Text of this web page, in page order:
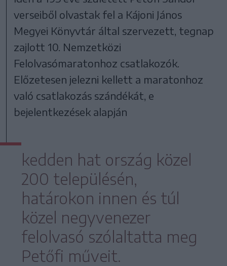
verseiből olvastak fel a Kájoni János
Megyei Könyvtár által szervezett, tegnap
zajlott 10. Nemzetközi
Felolvasómaratonhoz csatlakozók.
Előzetesen jelezni kellett a maratonhoz
való csatlakozás szándékát, e
bejelentkezések alapján
kedden hat ország közel
200 településén,
határokon innen és túl
közel negyvenezer
felolvasó szólaltatta meg
Petőfi műveit.